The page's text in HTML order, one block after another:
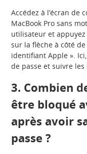
Accédez à l’écran
MacBook Pro sans
utilisateur et
sur la flèche à côté
identifiant Apple ».
de passe et suivre
3. Combien
être bloqué
après avoir
passe ?